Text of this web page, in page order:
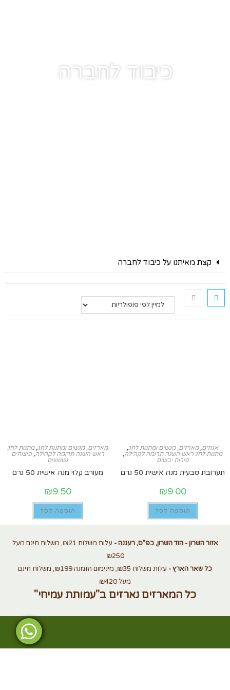
כיבוד לחברה
קצת מאיתנו על כיבוד לחברה
אגוזים,מארזים, מגשים ומתנות לחג,
מתנות לחג ראש השנה תרומה לקהילה,
פירות יבשים
תערובת טבעית מנה אישית 50 גרם
₪9.00
הוספה לסל
מארזים, מגשים ומתנות לחג,מתנות לחג
ראש השנה תרומה לקהילה,פיצוחים
נשנושים
מעורב קלוי מנה אישית 50 גרם
₪9.50
הוספה לסל
אזור השרון - הוד השרון, כפ”ס, רעננה -
עלות משלוח ₪21, משלוח חינם מעל
₪250
כל שאר הארץ -
עלות משלוח ₪35, מינימום הזמנה ₪199, משלוח חינם
מעל ₪420
כל המארזים נארזים ב"עמותת עמיחי"